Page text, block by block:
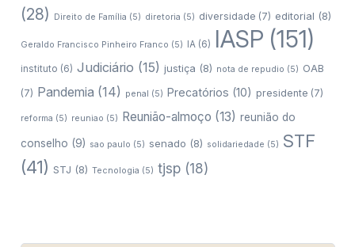
(28)
Direito de Família (5) diretoria (5) diversidade (7) editorial (8)
Geraldo Francisco Pinheiro Franco (5) IA(6) IASP (151)
instituto (6) Judiciário (15) justiça (8) nota de repudio (5) OAB
(7) Pandemia (14) penal (5) Precatórios (10) presidente (7)
reforma (5) reuniao (5) Reunião-almoço (13) reunião do
conselho (9) sao paulo (5) senado (8) solidariedade (5) STF
(41) STJ (8) Tecnologia (5) tjsp(18)